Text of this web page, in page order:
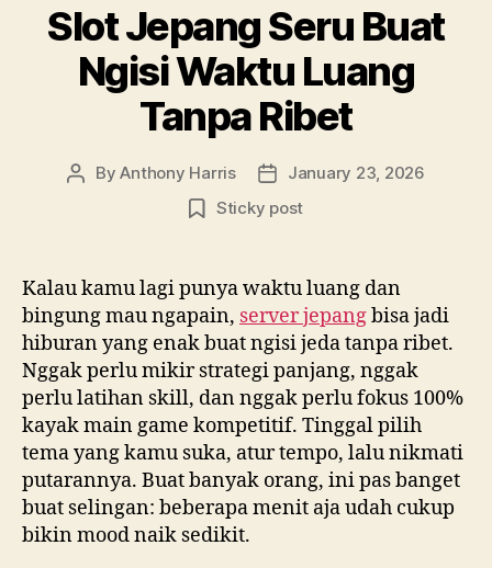
Slot Jepang Seru Buat
Ngisi Waktu Luang
Tanpa Ribet
PostByAnthony Harris
PostJanuary 23, 2026
Sticky post
Kalau kamu lagi punya waktu luang dan
bingung mau ngapain, server jepangbisa jadi
hiburan yang enak buat ngisi jeda tanpa ribet.
Nggak perlu mikir strategi panjang, nggak
perlu latihan skill, dan nggak perlu fokus 100%
kayak main game kompetitif. Tinggal pilih
tema yang kamu suka, atur tempo, lalu nikmati
putarannya. Buat banyak orang, ini pas banget
buat selingan: beberapa menit aja udah cukup
bikin mood naik sedikit.